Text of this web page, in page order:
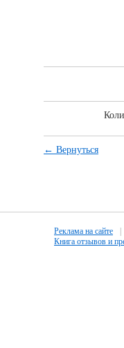
← Вернуться
Реклама на сайте
Книга отзывов и